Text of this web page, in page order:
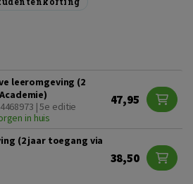
leeromgeving (2
| 5e editie
in huis
47,95
(2 jaar toegang via
38,50